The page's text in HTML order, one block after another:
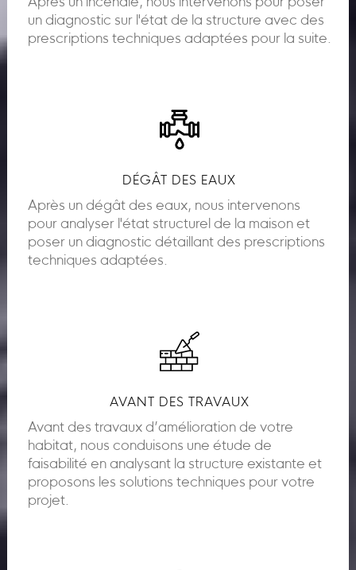
Après un incendie, nous intervenons pour poser
un diagnostic sur l'état de la structure avec des
prescriptions techniques adaptées pour la suite.
DÉGÂT DES EAUX
Après un dégât des eaux, nous intervenons
pour analyser l'état structurel de la maison et
poser un diagnostic détaillant des prescriptions
techniques adaptées.
AVANT DES TRAVAUX
Avant des travaux d’amélioration de votre
habitat, nous conduisons une étude de
faisabilité en analysant la structure existante et
proposons les solutions techniques pour votre
projet.